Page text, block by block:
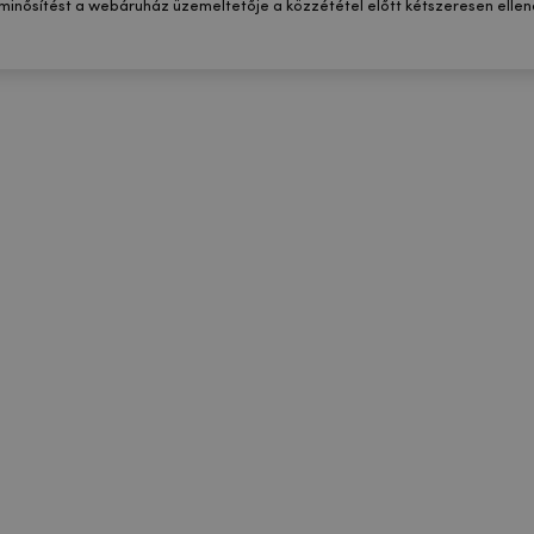
a webáruház üzemeltetője a közzététel előtt kétszeresen